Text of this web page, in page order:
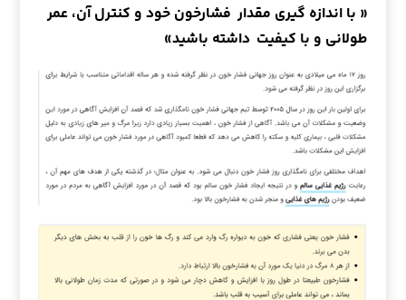
« با اندازه گیری مقدار فشارخون خود و کنترل آن، عمر
طولانی و با کیفیت داشته باشید»